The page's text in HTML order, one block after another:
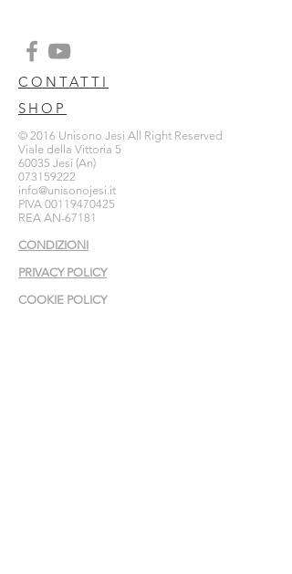
CONTATTI
SHOP
© 2016 Unisono Jesi All Right Reserved
Viale della Vittoria 5
60035 Jesi (An)
073159222
info@unisonojesi.it
PIVA 00119470425
REA AN-67181
CONDIZIONI
PRIVACY POLICY
COOKIE POLICY